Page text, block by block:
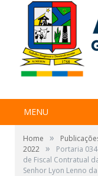
MENU
Home »
2022 »
Portaria
de Fiscal Contratual
Senhor Lyon Lenno